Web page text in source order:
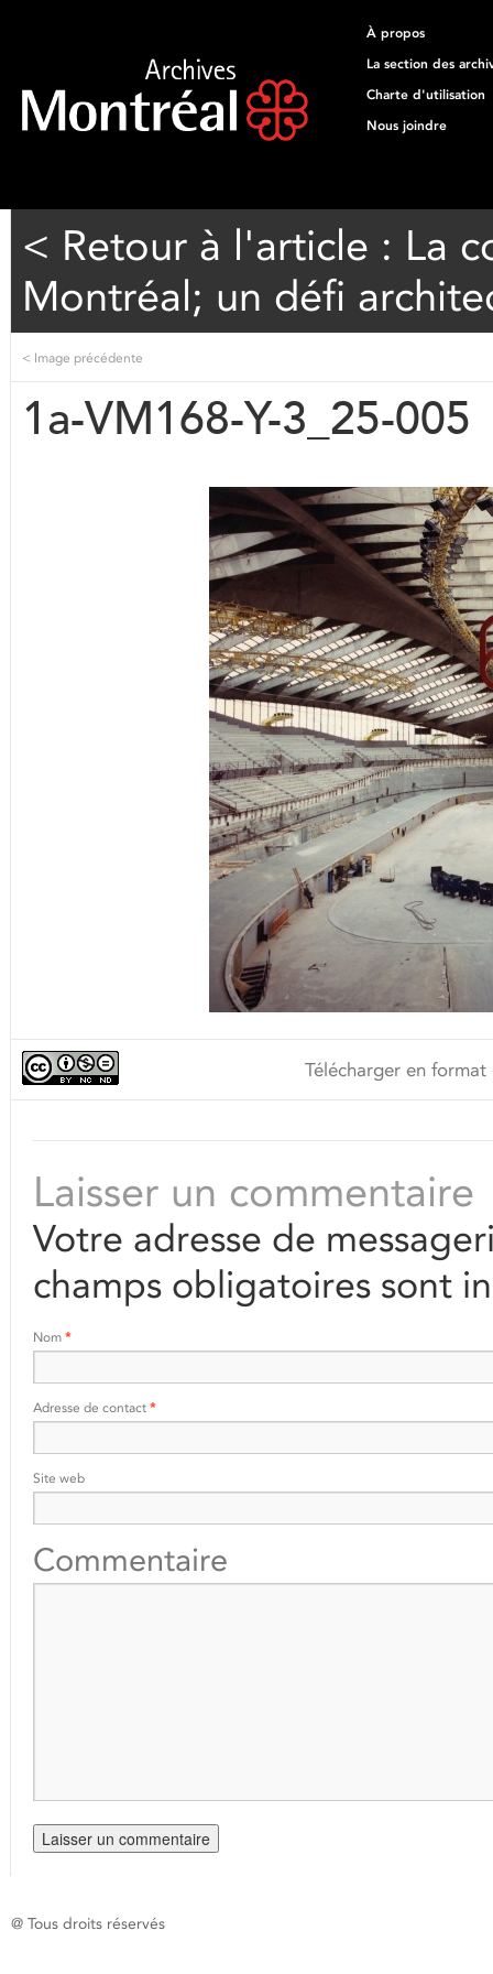
À propos
La section des
Charte d'utilisation
Nous joindre
< Retour à l'article : La
Montréal; un défi
< Image précédente
1a-VM168-Y-3_25-005
Télécharger en
Laisser un commentaire
Votre adresse de
champs obligatoires sont
Nom *
Adresse de contact *
Site web
Commentaire
@ Tous droits réservés